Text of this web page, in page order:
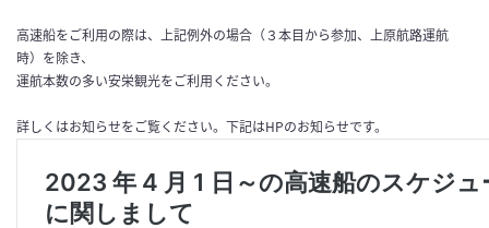
高速船をご利用の際は、上記例外の場合（３本目から参加、上原航路運航
時）を除き、
運航本数の多い安栄観光をご利用ください。
詳しくはお知らせをご覧ください。下記はHPのお知らせです。